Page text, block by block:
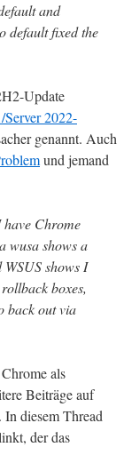
and
default fixed the
Update
2022-
genannt. Auch
und jemand
Chrome
wusa shows a
shows I
boxes,
back out via
als
Beiträge auf
In diesem Thread
der das